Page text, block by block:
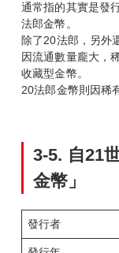
通常指的其實是發
法郎金幣。
除了20法郎，另外
因流通數量龐大，
收藏型金幣。
20法郎金幣則因稀
3-5. 自21
金幣」
發行者